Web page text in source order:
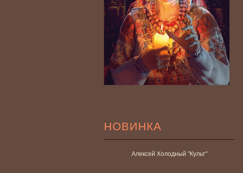
НОВИНКА
Алексей Холодный "Культ"